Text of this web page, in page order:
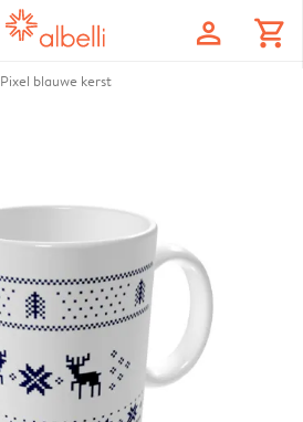
profile shopping_cart
Pixel blauwe kerst